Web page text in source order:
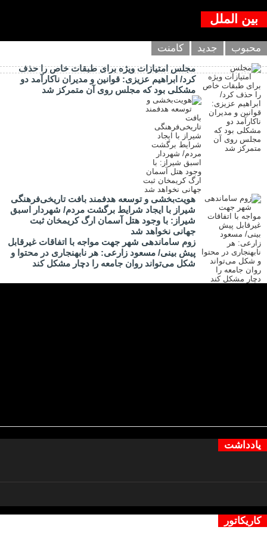
بین الملل
محبوب جدید کامنت
مجلس امتیازات ویژه برای طبقات خاص را حذف
کرد/ ابراهیم عزیزی: قوانین و مدیران ناکارآمد دو
مشکلی بود که مجلس روی آن متمرکز شد
هویت‌بخشی و توسعه هدفمند بافت تاریخی‌فرهنگی
شیراز با ایجاد شرایط برگشت مردم/ شهردار اسبق
شیراز: با وجود هتل آسمان ارگ کریمخان ثبت
جهانی نخواهد شد
زوم ساماندهی شهر جهت مواجه با اتفاقات غیرقابل
پیش بینی/ مسعود زارعی: هر نابهنجاری در محتوا و
شکل می‌تواند روان جامعه را دچار مشکل کند
یادداشت
کاریکاتور